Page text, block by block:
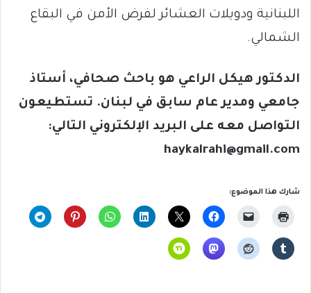
اللبنانية ودويلات العشائر لفرض الأمن في البقاع
الشمالي.
الدكتور هيكل الراعي هو باحث صحافي، أستاذ
جامعي ومدير عام سابق في لبنان. تستطيعون
التواصل معه على البريد الإلكتروني التالي:
haykalrahi@gmail.com
شارك هذا الموضوع: